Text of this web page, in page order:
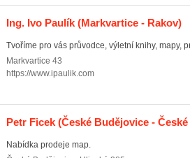
Ing. Ivo Paulík (Markvartice - Rakov)
Tvoříme pro vás průvodce, výletní knihy, mapy,
Markvartice 43
https://www.ipaulik.com
Petr Ficek (České Budějovice -
Nabídka prodeje map.